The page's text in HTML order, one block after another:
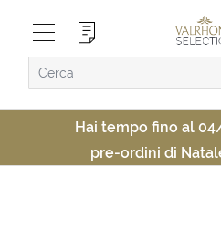
Hai tempo fino al
pre-ordini di